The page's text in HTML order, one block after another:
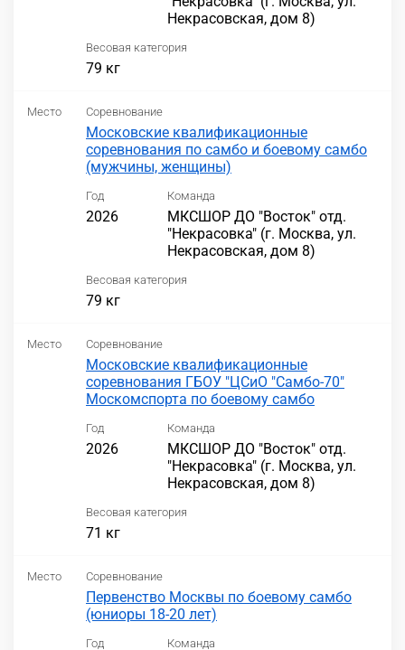
Некрасовская, дом 8)
Весовая категория
79 кг
Место Соревнование
Московские квалификационные
соревнования по самбо и боевому самбо
(мужчины, женщины)
Год
2026
Команда
МКСШОР ДО "Восток" отд.
"Некрасовка" (г. Москва, ул.
Некрасовская, дом 8)
Весовая категория
79 кг
Место Соревнование
Московские квалификационные
соревнования ГБОУ "ЦСиО "Самбо-70"
Москомспорта по боевому самбо
Год
2026
Команда
МКСШОР ДО "Восток" отд.
"Некрасовка" (г. Москва, ул.
Некрасовская, дом 8)
Весовая категория
71 кг
Место Соревнование
Первенство Москвы по боевому самбо
(юниоры 18-20 лет)
Год Команда